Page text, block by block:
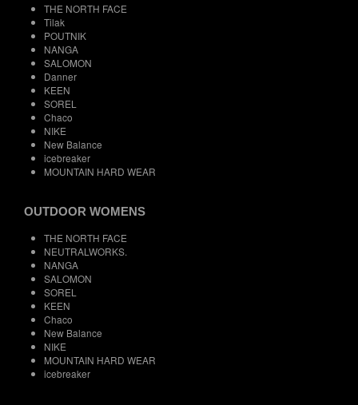
THE NORTH FACE
Tilak
POUTNIK
NANGA
SALOMON
Danner
KEEN
SOREL
Chaco
NIKE
New Balance
icebreaker
MOUNTAIN HARD WEAR
OUTDOOR WOMENS
THE NORTH FACE
NEUTRALWORKS.
NANGA
SALOMON
SOREL
KEEN
Chaco
New Balance
NIKE
MOUNTAIN HARD WEAR
icebreaker